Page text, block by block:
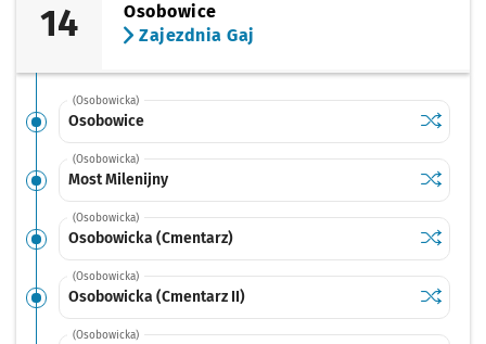
14
Osobowice
Zajezdnia Gaj
(Osobowicka)
Osobowice Sprawdź
(Osobowicka)
Most Milenijny Sprawdź
Most
(Osobowicka)
Osobowicka (Cmentarz) Sprawdź
(Osobowicka)
Osobowicka (Cmentarz II) Sprawdź
(Osobowicka)